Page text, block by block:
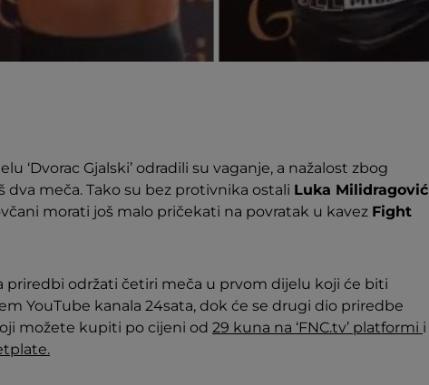
‘Dvorac Gjalski’ odradili su vaganje, a nažalost zbog
dva meča. Tako su bez protivnika ostali Luka Milidragović
morati još malo pričekati na povratak u kavez Fight
priredbi održati četiri meča u prvom dijelu koji će biti
YouTube kanala 24sata, dok će se drugi dio priredbe
možete kupiti po cijeni od 29 kuna na ‘FNC.tv’ platformi i